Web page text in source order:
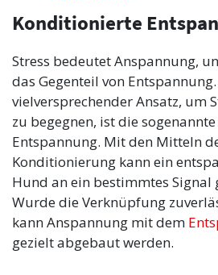
Konditionierte
Stress bedeutet Anspannung,
das Gegenteil von
vielversprechender Ansatz, um
zu begegnen, ist die
Entspannung. Mit den Mitteln
Konditionierung kann ein
Hund an ein bestimmtes Signal
Wurde die Verknüpfung
kann Anspannung mit dem
gezielt abgebaut werden.